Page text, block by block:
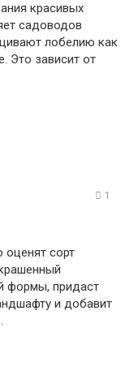
красивых
садоводов
лобелию как
Это зависит от
1
оценят сорт
формы, придаст
и добавит